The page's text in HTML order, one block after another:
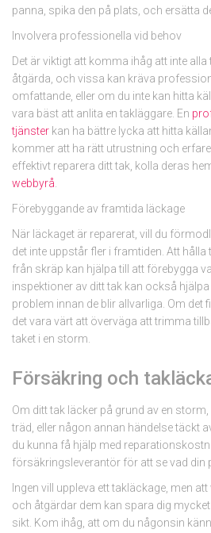
panna, spika den på plats, och ersätta
Involvera professionella vid behov
Det är viktigt att komma ihåg att inte
åtgärda, och vissa kan kräva
omfattande, eller om du inte kan hitta
vara bäst att anlita en takläggare. En
tjänster kan ha bättre lycka att hitta
kommer att ha rätt utrustning och
effektivt reparera ditt tak, kolla deras
webbyrå
Förebyggande av framtida läckage
När läckaget är reparerat, vill du
det inte uppstår fler i framtiden. Att
från skräp kan hjälpa till att förebygga
inspektioner av ditt tak kan också
problem innan de blir allvarliga. Om det
det vara värt att överväga att trimma
taket i en storm.
Försäkring och
Om ditt tak läcker på grund av en
träd, eller någon annan händelse täckt
du kunna få hjälp med
försäkringsleverantör för att se vad din
Ingen vill uppleva ett takläckage, men
och åtgärdar dem kan spara dig
sikt. Kom ihåg, att om du någonsin